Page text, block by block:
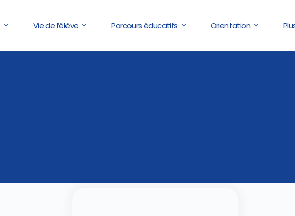
Vie de l’élève Parcours éducatifs Orientation